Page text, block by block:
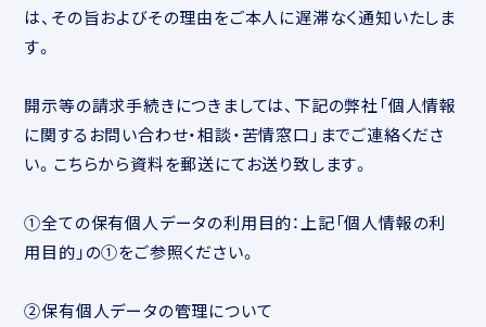
は、その旨およびその理由をご本人に遅滞なく通知いたしま
す。
開示等の請求手続きにつきましては、下記の弊社「個人情報
に関するお問い合わせ・相談・苦情窓口」までご連絡くださ
い。こちらから資料を郵送にてお送り致します。
①全ての保有個人データの利用目的：上記「個人情報の利
用目的」の①をご参照ください。
②保有個人データの管理について